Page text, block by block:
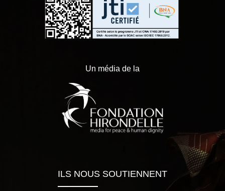
Un média de la
ILS NOUS SOUTIENNENT